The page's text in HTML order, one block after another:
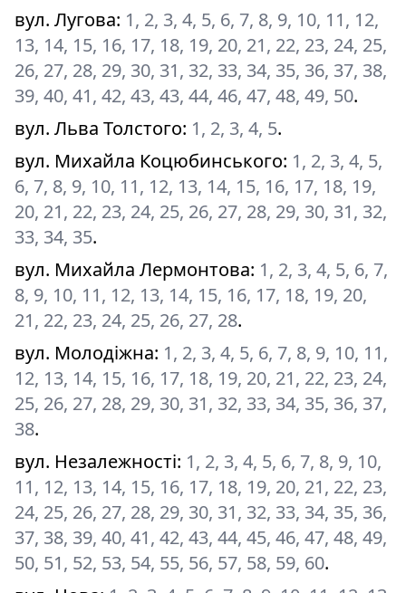
вул. Лугова: 1, 2, 3, 4, 5, 6, 7, 8, 9, 10, 11, 12,
13, 14, 15, 16, 17, 18, 19, 20, 21, 22, 23, 24, 25,
26, 27, 28, 29, 30, 31, 32, 33, 34, 35, 36, 37, 38,
39, 40, 41, 42, 43, 43, 44, 46, 47, 48, 49, 50.
вул. Льва Толстого: 1, 2, 3, 4, 5.
вул. Михайла Коцюбинського: 1, 2, 3, 4, 5,
6, 7, 8, 9, 10, 11, 12, 13, 14, 15, 16, 17, 18, 19,
20, 21, 22, 23, 24, 25, 26, 27, 28, 29, 30, 31, 32,
33, 34, 35.
вул. Михайла Лермонтова: 1, 2, 3, 4, 5, 6, 7,
8, 9, 10, 11, 12, 13, 14, 15, 16, 17, 18, 19, 20,
21, 22, 23, 24, 25, 26, 27, 28.
вул. Молодіжна: 1, 2, 3, 4, 5, 6, 7, 8, 9, 10, 11,
12, 13, 14, 15, 16, 17, 18, 19, 20, 21, 22, 23, 24,
25, 26, 27, 28, 29, 30, 31, 32, 33, 34, 35, 36, 37,
38.
вул. Незалежності: 1, 2, 3, 4, 5, 6, 7, 8, 9, 10,
11, 12, 13, 14, 15, 16, 17, 18, 19, 20, 21, 22, 23,
24, 25, 26, 27, 28, 29, 30, 31, 32, 33, 34, 35, 36,
37, 38, 39, 40, 41, 42, 43, 44, 45, 46, 47, 48, 49,
50, 51, 52, 53, 54, 55, 56, 57, 58, 59, 60.